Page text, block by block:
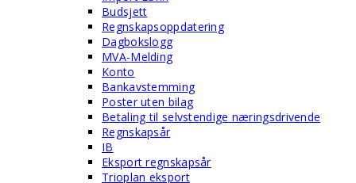
Budsjett
Regnskapsoppdatering
Dagbokslogg
MVA-Melding
Konto
Bankavstemming
Poster uten bilag
Betaling til selvstendige næringsdrivende
Regnskapsår
IB
Eksport regnskapsår
Trioplan eksport